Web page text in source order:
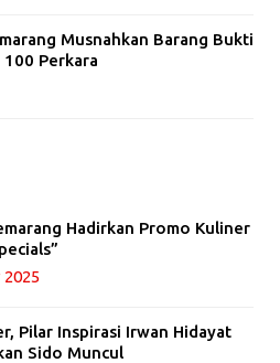
Musnahkan Barang Bukti
Perkara
Hadirkan Promo Kuliner
Pilar Inspirasi Irwan Hidayat
Sido Muncul